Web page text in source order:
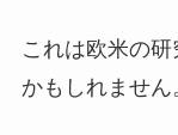
これは欧米の
かもしれません